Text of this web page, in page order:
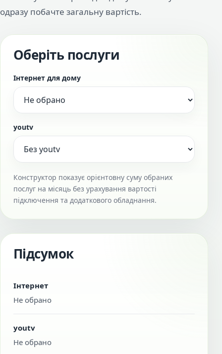
одразу побачте загальну вартість.
Оберіть послуги
Інтернет для дому
youtv
Конструктор показує орієнтовну суму обраних
послуг на місяць без урахування вартості
підключення та додаткового обладнання.
Підсумок
Інтернет
Не обрано
youtv
Не обрано